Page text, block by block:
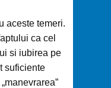
aceste temeri.
ca cel
si iubirea pe
suficiente